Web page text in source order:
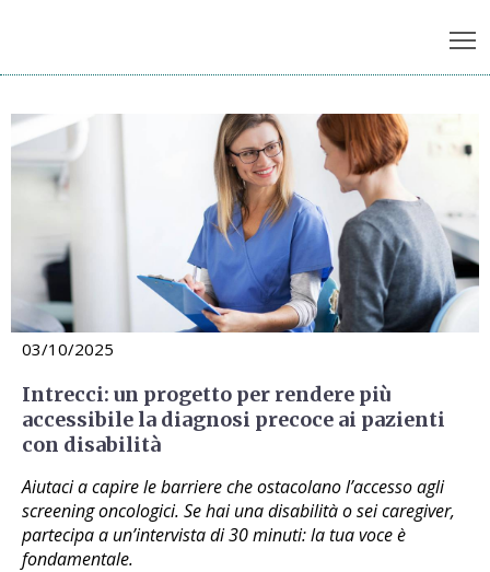
Ultime notizie
03/10/2025
Intrecci: un progetto per rendere più
accessibile la diagnosi precoce ai pazienti
con disabilità
Aiutaci a capire le barriere che ostacolano l’accesso agli
screening oncologici. Se hai una disabilità o sei caregiver,
partecipa a un’intervista di 30 minuti: la tua voce è
fondamentale.